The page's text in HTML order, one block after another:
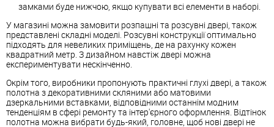
замками буде нижчою, якщо купувати всі елементи в наборі.
У магазині можна замовити розпашні та розсувні двері, також
представлені складні моделі. Розсувні конструкції оптимально
підходять для невеликих приміщень, де на рахунку кожен
квадратний метр. З дизайном навстіж двері можна
експериментувати нескінченно.
Окрім того, виробники пропонують практичні глухі двері, а також
полотна з декоративними скляними або матовими
дзеркальними вставками, відповідними останнім модним
тенденціям в сфері ремонту та інтер'єрного оформлення. Відтінок
полотна можна вибрати будь-який, головне, щоб нові двері не